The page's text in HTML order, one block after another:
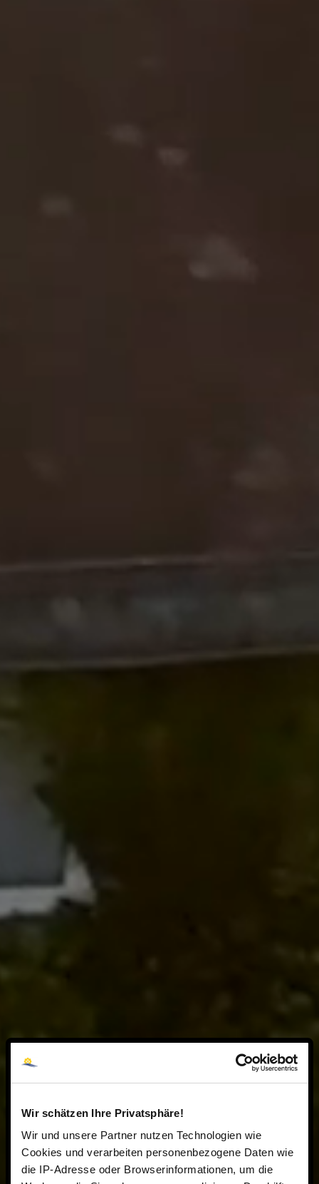
Wir schätzen Ihre Privatsphäre!
Wir und unsere Partner nutzen Technologien wie
Cookies und verarbeiten personenbezogene Daten wie
die IP-Adresse oder Browserinformationen, um die